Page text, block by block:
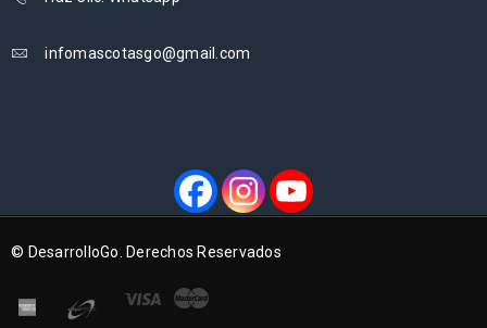
infomascotasgo@gmail.com
© DesarrolloGo. Derechos Reservados